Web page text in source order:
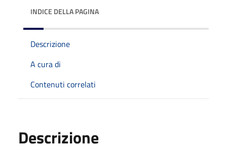
INDICE DELLA PAGINA
Descrizione
A cura di
Contenuti correlati
Descrizione